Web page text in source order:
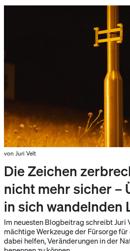
von Juri Velt
Die Zeichen
nicht mehr sicher –
in sich wandelnden
Im neuesten Blogbeitrag schreibt Juri
mächtige Werkzeuge der Fürsorge
dabei helfen, Veränderungen in der